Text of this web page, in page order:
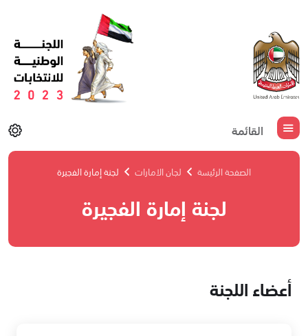
القائمة
الصفحة الرئيسة لجان الامارات لجنة إمارة الفجيرة
لجنة إمارة الفجيرة
أعضاء اللجنة